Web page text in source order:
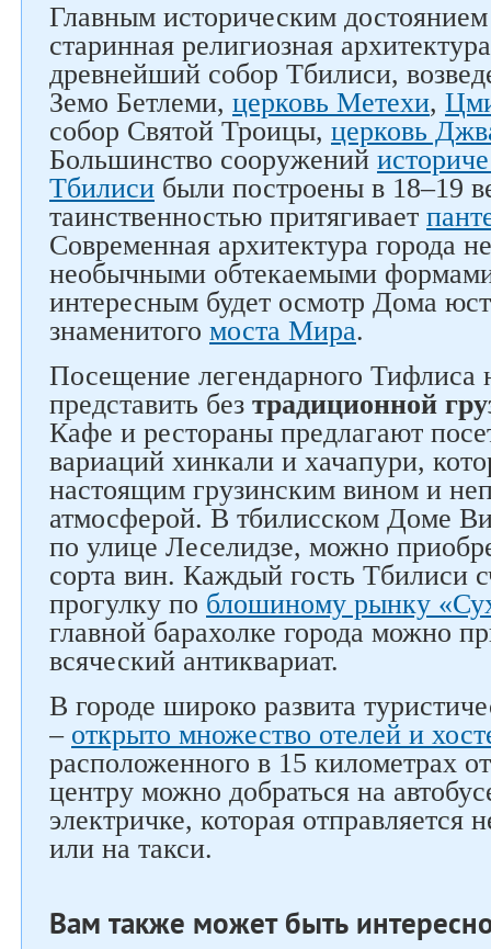
Главным историческим достоянием
старинная религиозная
древнейший собор Тбилиси,
Земо Бетлеми, церковь Метехи,
собор Святой Троицы, церковь
Большинство сооружений
Тбилиси были построены в 18–19
таинственностью притягивает
Современная архитектура города
необычными обтекаемыми
интересным будет осмотр Дома
знаменитого моста Мира.
Посещение легендарного Тифлиса
представить без традиционной
Кафе и рестораны предлагают
вариаций хинкали и хачапури,
настоящим грузинским вином и
атмосферой. В тбилисском Доме
по улице Леселидзе, можно
сорта вин. Каждый гость Тбилиси
прогулку по блошиному рынку
главной барахолке города можно
всяческий антиквариат.
В городе широко развита
– открыто множество отелей и
расположенного в 15 километрах
центру можно добраться на
электричке, которая отправляется
или на такси.
Вам также может быть
Следите за нами в соцсетях